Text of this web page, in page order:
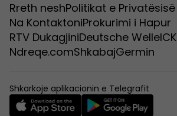
Rreth neshPolitikat e Privatësisë
Na KontaktoniProkurimi i Hapur
RTV DukagjiniDeutsche WelleICK
Ndreqe.comShkabajGermin
Shkarkoje aplikacionin e Telegrafit